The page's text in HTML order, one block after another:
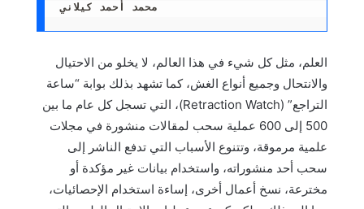
محمد أحمد كيلاني
العلم، مثل كل شيء في هذا العالم، لا يخلو من الاحتيال
والانتحال وجميع أنواع الغش، كما تشهد بذلك بوابة “ساعة
التراجع” (Retraction Watch)، التي تسجل كل عام ما بين
500 إلى 600 عملية سحب لمقالات منشورة في مجلات
علمية مرموقة، وتتنوع الأسباب التي تدفع الناشر إلى
سحب أحد منشوراته، واستخدام بيانات غير مؤكدة أو
مخترعة، نسخ أعمال أخرى، إساءة استخدام الإحصائيات،